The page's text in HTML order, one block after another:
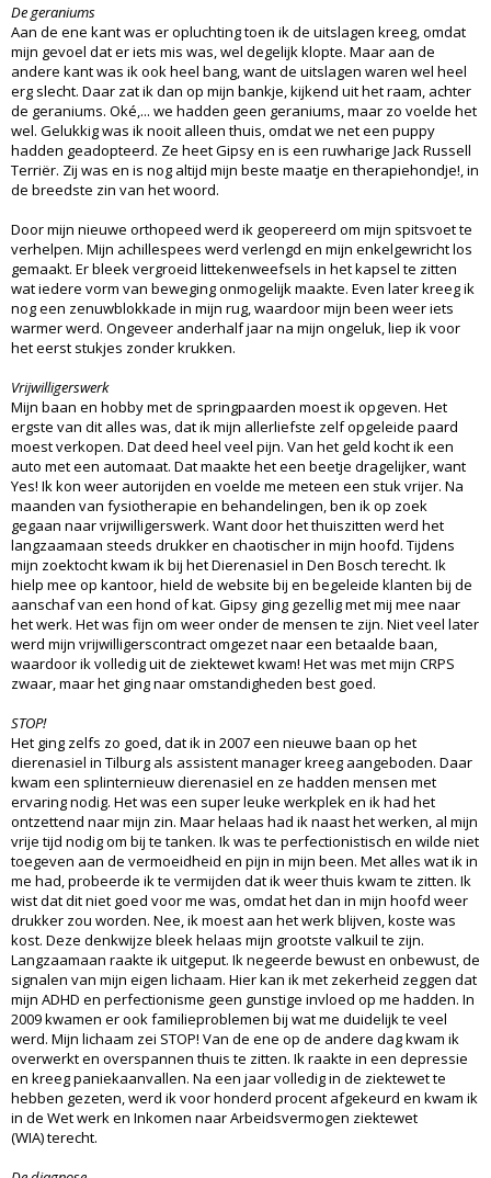
De geraniums
Aan de ene kant was er opluchting toen ik de uitslagen kreeg, omdat
mijn gevoel dat er iets mis was, wel degelijk klopte. Maar aan de
andere kant was ik ook heel bang, want de uitslagen waren wel heel
erg slecht. Daar zat ik dan op mijn bankje, kijkend uit het raam, achter
de geraniums. Oké,... we hadden geen geraniums, maar zo voelde het
wel. Gelukkig was ik nooit alleen thuis, omdat we net een puppy
hadden geadopteerd. Ze heet Gipsy en is een ruwharige Jack Russell
Terriër. Zij was en is nog altijd mijn beste maatje en therapiehondje!, in
de breedste zin van het woord.
Door mijn nieuwe orthopeed werd ik geopereerd om mijn spitsvoet te
verhelpen. Mijn achillespees werd verlengd en mijn enkelgewricht los
gemaakt. Er bleek vergroeid littekenweefsels in het kapsel te zitten
wat iedere vorm van beweging onmogelijk maakte. Even later kreeg ik
nog een zenuwblokkade in mijn rug, waardoor mijn been weer iets
warmer werd. Ongeveer anderhalf jaar na mijn ongeluk, liep ik voor
het eerst stukjes zonder krukken.
Vrijwilligerswerk
Mijn baan en hobby met de springpaarden moest ik opgeven. Het
ergste van dit alles was, dat ik mijn allerliefste zelf opgeleide paard
moest verkopen. Dat deed heel veel pijn. Van het geld kocht ik een
auto met een automaat. Dat maakte het een beetje dragelijker, want
Yes! Ik kon weer autorijden en voelde me meteen een stuk vrijer. Na
maanden van fysiotherapie en behandelingen, ben ik op zoek
gegaan naar vrijwilligerswerk. Want door het thuiszitten werd het
langzaamaan steeds drukker en chaotischer in mijn hoofd. Tijdens
mijn zoektocht kwam ik bij het Dierenasiel in Den Bosch terecht. Ik
hielp mee op kantoor, hield de website bij en begeleide klanten bij de
aanschaf van een hond of kat. Gipsy ging gezellig met mij mee naar
het werk. Het was fijn om weer onder de mensen te zijn. Niet veel later
werd mijn vrijwilligerscontract omgezet naar een betaalde baan,
waardoor ik volledig uit de ziektewet kwam! Het was met mijn CRPS
zwaar, maar het ging naar omstandigheden best goed.
STOP!
Het ging zelfs zo goed, dat ik in 2007 een nieuwe baan op het
dierenasiel in Tilburg als assistent manager kreeg aangeboden. Daar
kwam een splinternieuw dierenasiel en ze hadden mensen met
ervaring nodig. Het was een super leuke werkplek en ik had het
ontzettend naar mijn zin. Maar helaas had ik naast het werken, al mijn
vrije tijd nodig om bij te tanken. Ik was te perfectionistisch en wilde niet
toegeven aan de vermoeidheid en pijn in mijn been. Met alles wat ik in
me had, probeerde ik te vermijden dat ik weer thuis kwam te zitten. Ik
wist dat dit niet goed voor me was, omdat het dan in mijn hoofd weer
drukker zou worden. Nee, ik moest aan het werk blijven, koste was
kost. Deze denkwijze bleek helaas mijn grootste valkuil te zijn.
Langzaamaan raakte ik uitgeput. Ik negeerde bewust en onbewust, de
signalen van mijn eigen lichaam. Hier kan ik met zekerheid zeggen dat
mijn ADHD en perfectionisme geen gunstige invloed op me hadden. In
2009 kwamen er ook familieproblemen bij wat me duidelijk te veel
werd. Mijn lichaam zei STOP! Van de ene op de andere dag kwam ik
overwerkt en overspannen thuis te zitten. Ik raakte in een depressie
en kreeg paniekaanvallen. Na een jaar volledig in de ziektewet te
hebben gezeten, werd ik voor honderd procent afgekeurd en kwam ik
in de Wet werk en Inkomen naar Arbeidsvermogen ziektewet
(WIA) terecht.